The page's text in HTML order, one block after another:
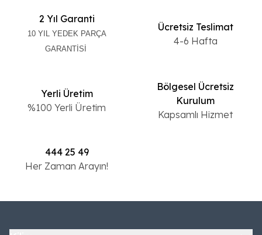
2 Yıl Garanti
10 YIL YEDEK PARÇA
GARANTİSİ
Ücretsiz Teslimat
4-6 Hafta
Yerli Üretim
%100 Yerli Üretim
Bölgesel Ücretsiz
Kurulum
Kapsamlı Hizmet
444 25 49
Her Zaman Arayın!